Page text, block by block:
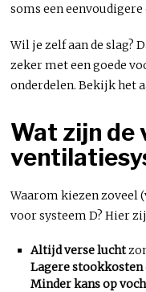
soms een
Wil je zelf aan de slag?
zeker met een goede
onderdelen. Bekijk het
Wat zijn de
Waarom kiezen zoveel
voor systeem D? Hier
Altijd verse lucht
Lagere stookkosten
Minder kans op